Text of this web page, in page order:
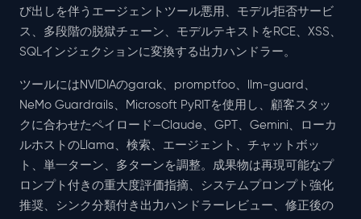
び出しを伴うエージェントツール悪用、モデル拒否サービ
ス、多段階の脱獄チェーン、モデルテキストをRCE、XSS、
SQLインジェクションに変換する出力ハンドラー。
ツールにはNVIDIAのgarak、promptfoo、llm-guard、
NeMo Guardrails、Microsoft PyRITを使用し、顧客スタッ
クに合わせたペイロード—Claude、GPT、Gemini、ローカ
ルホストのLlama、検索、エージェント、チャットボッ
ト、単一ターン、多ターンを調整。成果物は再現可能なプ
ロンプト付きの重大度評価指摘、システムプロンプト強化
推奨、シンク分類付き出力ハンドラーレビュー、修正後の